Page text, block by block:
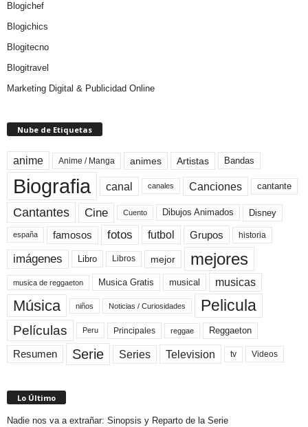
Blogichef
Blogichics
Blogitecno
Blogitravel
Marketing Digital & Publicidad Online
Nube de Etiquetas
anime Anime / Manga animes Artistas Bandas
Biografia canal canales Canciones cantante
Cantantes Cine Cuento Dibujos Animados Disney
españa famosos fotos futbol Grupos historia
imágenes Libro Libros mejor mejores
musica de reggaeton Musica Gratis musical musicas
Música niños Noticias / Curiosidades Pelicula
Películas Peru Principales reggae Reggaeton
Resumen Serie Series Television tv Videos
Lo Último
Nadie nos va a extrañar: Sinopsis y Reparto de la Serie